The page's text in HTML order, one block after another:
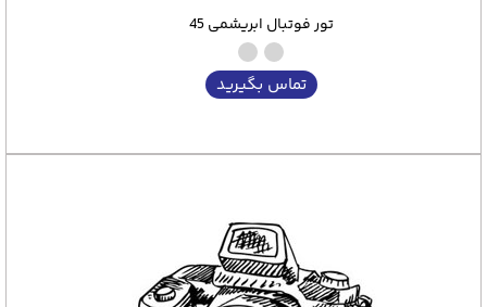
تور فوتبال ابریشمی 45
تماس بگیرید